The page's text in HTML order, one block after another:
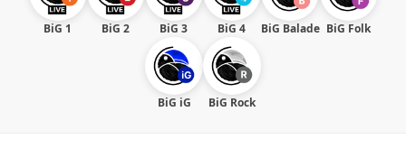
BiG 1 BiG 2 BiG 3 BiG 4 BiG Balade BiG Folk
BiG iG BiG Rock